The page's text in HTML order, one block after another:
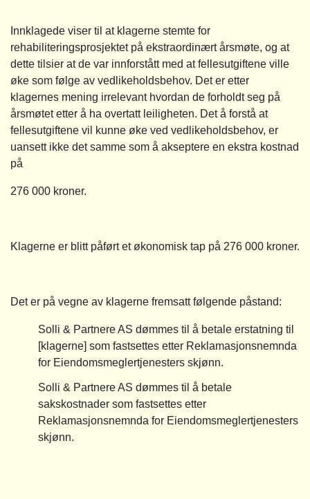
Innklagede viser til at klagerne stemte for
rehabiliteringsprosjektet på ekstraordinært årsmøte, og at
dette tilsier at de var innforstått med at fellesutgiftene ville
øke som følge av vedlikeholdsbehov. Det er etter
klagernes mening irrelevant hvordan de forholdt seg på
årsmøtet etter å ha overtatt leiligheten. Det å forstå at
fellesutgiftene vil kunne øke ved vedlikeholdsbehov, er
uansett ikke det samme som å akseptere en ekstra kostnad
på
276 000 kroner.
Klagerne er blitt påført et økonomisk tap på 276 000 kroner.
Det er på vegne av klagerne fremsatt følgende påstand:
Solli & Partnere AS dømmes til å betale erstatning til
[klagerne] som fastsettes etter Reklamasjonsnemnda
for Eiendomsmeglertjenesters skjønn.
Solli & Partnere AS dømmes til å betale
sakskostnader som fastsettes etter
Reklamasjonsnemnda for Eiendomsmeglertjenesters
skjønn.